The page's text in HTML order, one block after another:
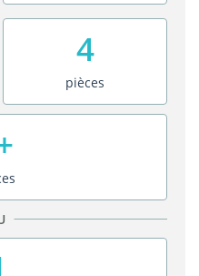
4
pièces